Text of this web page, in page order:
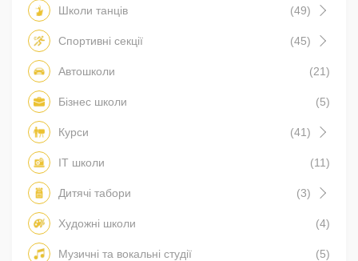
Школи танців (49)
Спортивні секції (45)
Автошколи (21)
Бізнес школи (5)
Курси (41)
IT школи (11)
Дитячі табори (3)
Художні школи (4)
Музичні та вокальні студії (5)